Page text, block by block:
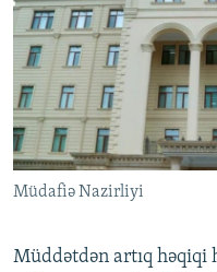
Müdafiə Nazirliyi
Müddətdən artıq